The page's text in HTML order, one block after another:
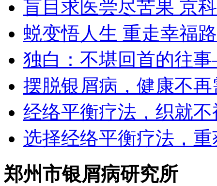
盲目求医尝尽苦果 京
蜕变悟人生 重走幸福路
独白：不堪回首的往
摆脱银屑病，健康不
经络平衡疗法，织就
选择经络平衡疗法，
郑州市银屑病研究所